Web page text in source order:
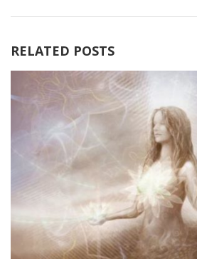
RELATED POSTS